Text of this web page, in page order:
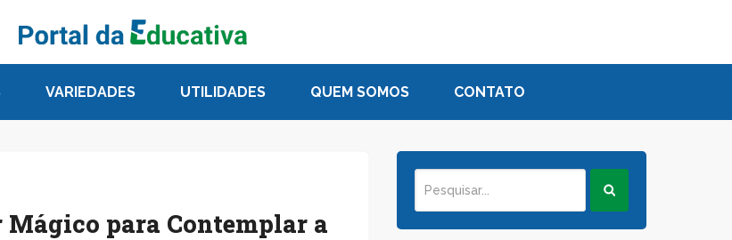
VARIEDADES UTILIDADES QUEM SOMOS CONTATO
Mágico para Contemplar a